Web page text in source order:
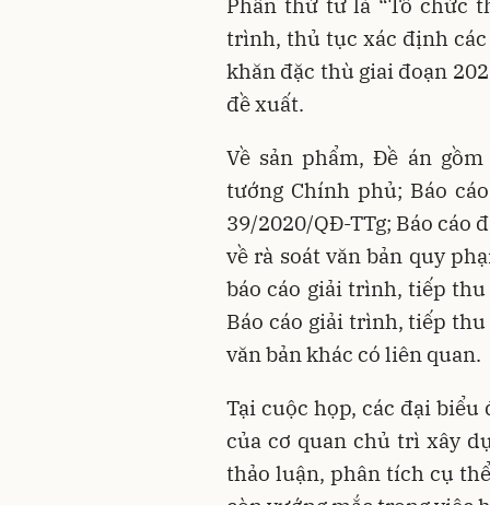
Phần thứ tư là “Tổ chức
trình, thủ tục xác định
khăn đặc thù giai đoạn
đề xuất.
Về sản phẩm, Đề án
tướng Chính phủ; Báo
39/2020/QĐ-TTg; Báo cáo
về rà soát văn bản quy
báo cáo giải trình, tiếp
Báo cáo giải trình, tiếp
văn bản khác có liên quan.
Tại cuộc họp, các đại
của cơ quan chủ trì xây
thảo luận, phân tích cụ